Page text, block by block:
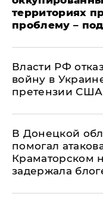
территориях
проблему –
Власти РФ
войну в
претензии США
В Донецкой
помогал
Краматорском
задержала